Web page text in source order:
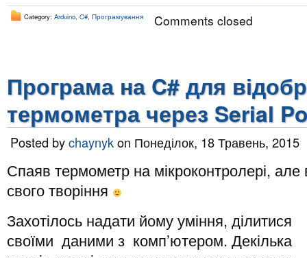
Category: Arduino C#, Програмування Comments closed
Програма на C# для
термометра через Serial
Posted bychaynykon Понеділок, 18 Травень, 2015
Спаяв термометр на мікроконтролері, але
свого творіння
Захотілось надати йому уміння, ділитися
своїми даними з комп’ютером. Декілька